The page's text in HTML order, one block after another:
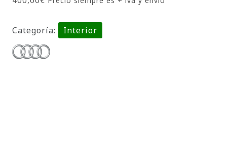
Categoría: Interior